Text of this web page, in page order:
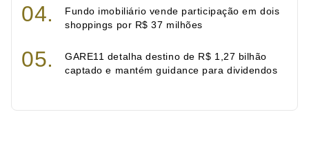
Fundo imobiliário vende participação em dois
shoppings por R$ 37 milhões
GARE11 detalha destino de R$ 1,27 bilhão
captado e mantém guidance para dividendos